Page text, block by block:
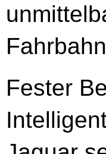
Fester